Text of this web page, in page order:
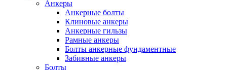
Анкеры
Анкерные болты
Клиновые анкеры
Анкерные гильзы
Рамные анкеры
Болты анкерные фундаментные
Забивные анкеры
Болты